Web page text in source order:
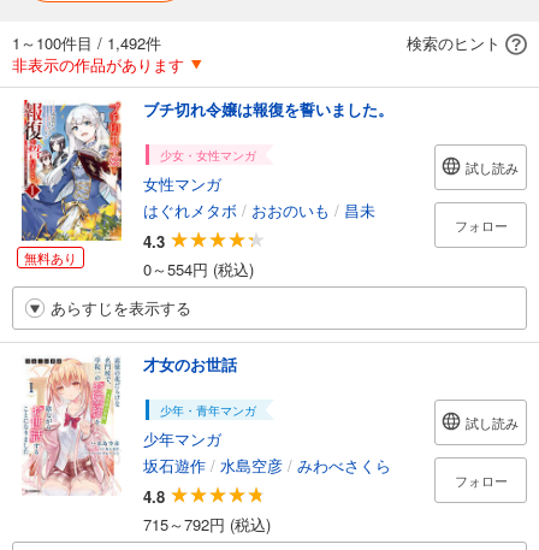
1～100件目 / 1,492件
検索のヒント
非表示の作品があります
無料あり
ブチ切れ令嬢は報復を誓いました。
少女・女性マンガ
女性マンガ
はぐれメタボ / おおのいも / 昌未
4.3
0～554円 (税込)
試し読み
フォロー
あらすじを表示する
才女のお世話
少年・青年マンガ
少年マンガ
坂石遊作 / 水島空彦 / みわべさくら
4.8
715～792円 (税込)
試し読み
フォロー